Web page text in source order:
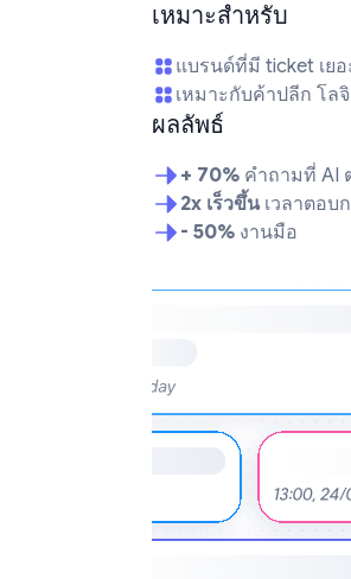
เหมาะสำหรับ
แบรนด์ที่มี ticket เย
เหมาะกับค้าปลีก โล
ผลลัพธ์
+ 70% คำถามที่ AI
2x เร็วขึ้นเวลาตอบ
- 50% งานมือ